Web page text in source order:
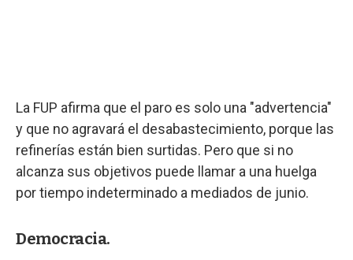
La FUP afirma que el paro es solo una "advertencia"
y que no agravará el desabastecimiento, porque las
refinerías están bien surtidas. Pero que si no
alcanza sus objetivos puede llamar a una huelga
por tiempo indeterminado a mediados de junio.
Democracia.